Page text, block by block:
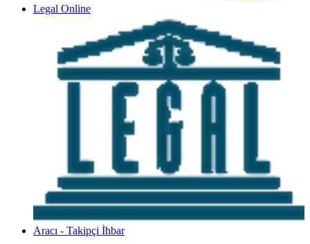
Legal Online
Aracı - Takipçi İhbar